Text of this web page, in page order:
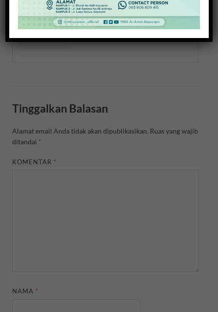
About Redaksi
View all posts by Redaksi →
Tinggalkan Balasan
Alamat email Anda tidak akan dipublikasikan. Ruas yang wajib
ditandai *
KOMENTAR *
NAMA *